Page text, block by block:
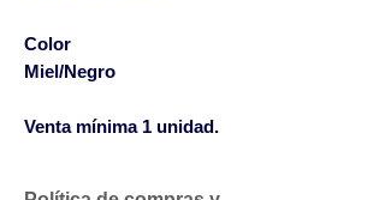
Color
Miel/Negro
Venta mínima 1 unidad.